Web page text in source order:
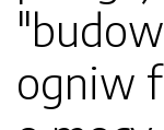
ogniw